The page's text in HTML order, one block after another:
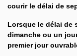
courir le délai de
Lorsque le délai de
dimanche ou un
premier jour